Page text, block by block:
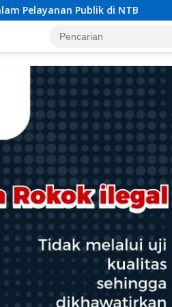
Dugaan Permasalahan